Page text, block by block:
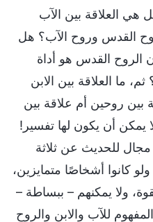
هي العلاقة بين الآب
القدس وروح الآب؟ هل
الروح القدس هو أداة
ما العلاقة بين الابن
روحين أم علاقة بين
يمكن أن يكون لها تفسير!
مجال للحديث عن ثلاثة
كانوا أشخاصًا متمايزين،
ولا يمكنهم – ببساطة –
للآب والابن والروح